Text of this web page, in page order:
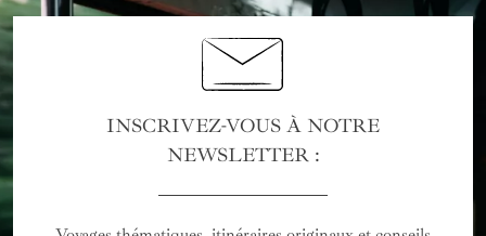
INSCRIVEZ-VOUS À NOTRE
NEWSLETTER :